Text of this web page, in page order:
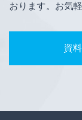
おります。お気
資